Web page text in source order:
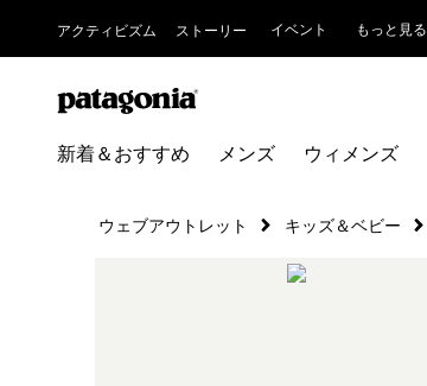
アクティビズム ストーリー イベント もっと見る
新着＆おすすめ メンズ ウィメンズ
ウェブアウトレット キッズ＆ベビー